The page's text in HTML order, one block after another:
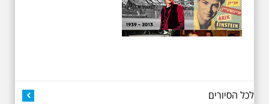
סיור בסימן עשורלכל הסיורים